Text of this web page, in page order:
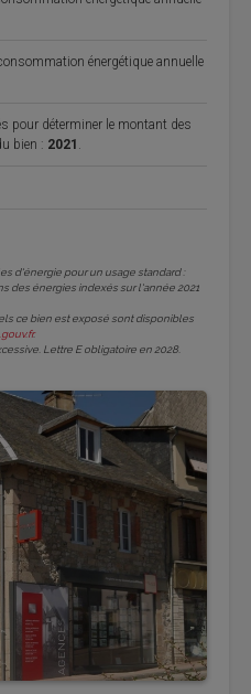
énergétique annuelle
pour déterminer le montant des
bien : 2021
d'énergie pour un usage standard :
des énergies indexés sur l'année 2021
ce bien est exposé sont disponibles
.
Lettre E obligatoire en 2028.